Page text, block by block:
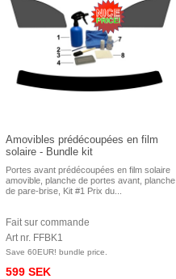
Amovibles prédécoupées en film
solaire - Bundle kit
Portes avant prédécoupées en film solaire
amovible, planche de portes avant, planche
de pare-brise, Kit #1 Prix ​​du...
Fait sur commande
Art nr. FFBK1
Save 60EUR! bundle price.
599 SEK